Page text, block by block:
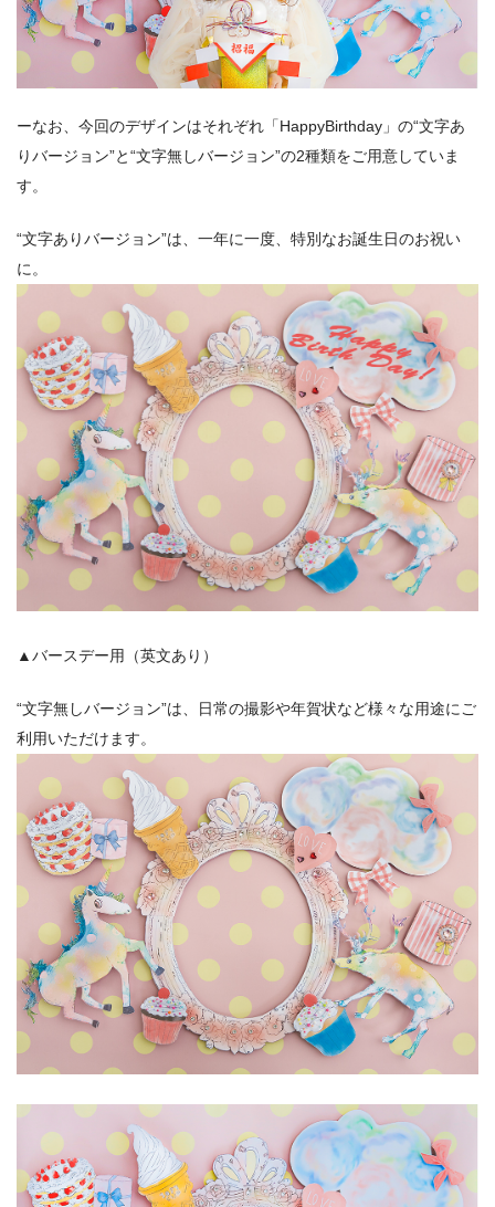
ーなお、今回のデザインはそれぞれ「HappyBirthday」の“文字あ
りバージョン”と“文字無しバージョン”の2種類をご用意していま
す。
“文字ありバージョン”は、一年に一度、特別なお誕生日のお祝い
に。
▲バースデー用（英文あり）
“文字無しバージョン”は、日常の撮影や年賀状など様々な用途にご
利用いただけます。